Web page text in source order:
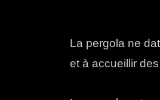
La pergola ne
et à accueillir